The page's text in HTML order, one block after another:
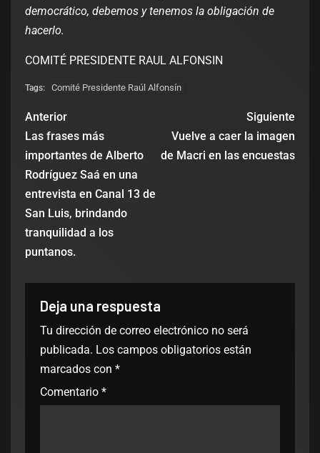
democrático, debemos y tenemos la obligación de
hacerlo.
COMITÉ PRESIDENTE RAUL ALFONSIN
Tags: Comité Presidente Raúl Alfonsín
Anterior
Las frases más
importantes de Alberto
Rodríguez Saá en una
entrevista en Canal 13 de
San Luis, brindando
tranquilidad a los
puntanos.
Siguiente
Vuelve a caer la imagen
de Macri en las encuestas
Deja una respuesta
Tu dirección de correo electrónico no será
publicada. Los campos obligatorios están
marcados con *
Comentario *